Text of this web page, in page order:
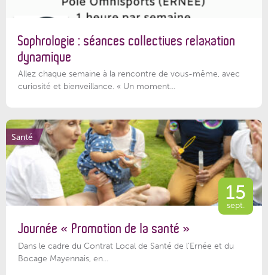
Sophrologie : séances collectives relaxation
dynamique
Allez chaque semaine à la rencontre de vous-même, avec
curiosité et bienveillance. « Un moment...
Santé
15
sept.
Journée « Promotion de la santé »
Dans le cadre du Contrat Local de Santé de l’Ernée et du
Bocage Mayennais, en...